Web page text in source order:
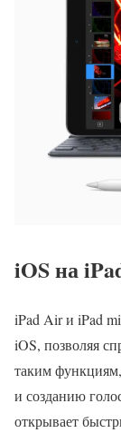
iOS на
iPad Air и iPad
iOS, позволяя
таким
и созданию
открывает